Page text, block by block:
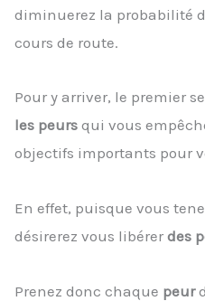
diminuerez la probabilité
cours de route.
Pour y arriver, le premier
les peurs qui vous
objectifs importants pour
En effet, puisque vous
désirerez vous libérer des
Prenez donc chaque peur